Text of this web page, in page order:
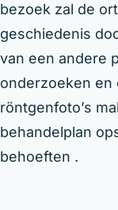
bezoek zal de
geschiedenis
van een andere
onderzoeken en
röntgenfoto’s
behandelplan
behoeften .